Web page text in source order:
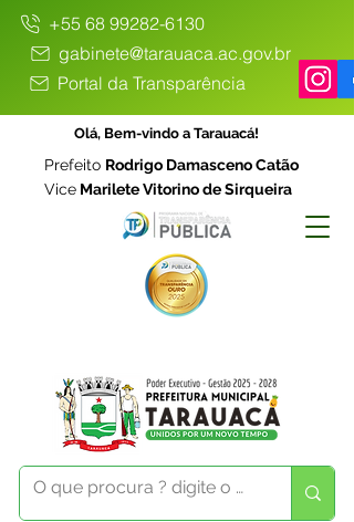
+55 68 99282-6130
gabinete@tarauaca.ac.gov.br
Portal da Transparência
Olá, Bem-vindo a Tarauacá!
Prefeito Rodrigo Damasceno Catão
Vice Marilete Vitorino de Sirqueira